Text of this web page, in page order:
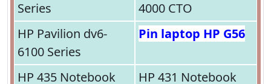
Series
4000 CTO
HP Pavilion dv6-
6100 Series
Pin laptop HP G56
HP 435 Notebook
HP 431 Notebook